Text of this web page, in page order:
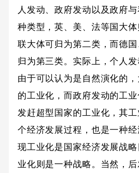
人发动、政府发动以及政府
种类型，英、美、法等国大
联大体可归为第二类，而德
归为第三类。实际上，个人
由于可以认为是自然演化的
的工业化，而政府发动的工
发赶超型国家的工业化，其
个经济发展过程，也是一种
现工业化是国家经济发展战
业化则是一种战略。当然，